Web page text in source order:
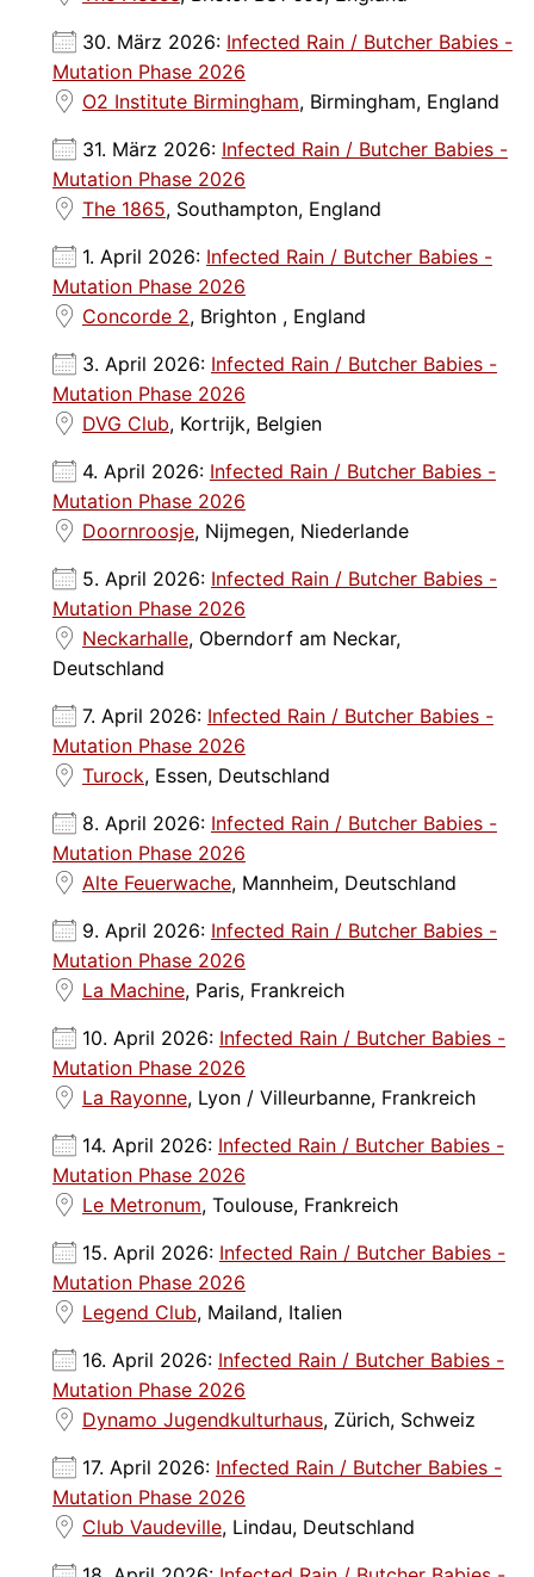
30. März 2026: Infected Rain / Butcher Babies -
Mutation Phase 2026
O2 Institute Birmingham, Birmingham, England
31. März 2026: Infected Rain / Butcher Babies -
Mutation Phase 2026
The 1865, Southampton, England
1. April 2026: Infected Rain / Butcher Babies -
Mutation Phase 2026
Concorde 2, Brighton , England
3. April 2026: Infected Rain / Butcher Babies -
Mutation Phase 2026
DVG Club, Kortrijk, Belgien
4. April 2026: Infected Rain / Butcher Babies -
Mutation Phase 2026
Doornroosje, Nijmegen, Niederlande
5. April 2026: Infected Rain / Butcher Babies -
Mutation Phase 2026
Neckarhalle, Oberndorf am Neckar,
Deutschland
7. April 2026: Infected Rain / Butcher Babies -
Mutation Phase 2026
Turock, Essen, Deutschland
8. April 2026: Infected Rain / Butcher Babies -
Mutation Phase 2026
Alte Feuerwache, Mannheim, Deutschland
9. April 2026: Infected Rain / Butcher Babies -
Mutation Phase 2026
La Machine, Paris, Frankreich
10. April 2026: Infected Rain / Butcher Babies -
Mutation Phase 2026
La Rayonne, Lyon / Villeurbanne, Frankreich
14. April 2026: Infected Rain / Butcher Babies -
Mutation Phase 2026
Le Metronum, Toulouse, Frankreich
15. April 2026: Infected Rain / Butcher Babies -
Mutation Phase 2026
Legend Club, Mailand, Italien
16. April 2026: Infected Rain / Butcher Babies -
Mutation Phase 2026
Dynamo Jugendkulturhaus, Zürich, Schweiz
17. April 2026: Infected Rain / Butcher Babies -
Mutation Phase 2026
Club Vaudeville, Lindau, Deutschland